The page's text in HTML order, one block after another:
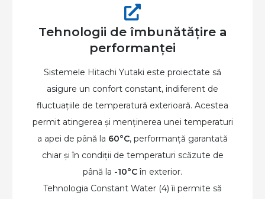
Tehnologii de îmbunătățire a
performanței
Sistemele Hitachi Yutaki este proiectate să
asigure un confort constant, indiferent de
fluctuațiile de temperatură exterioară. Acestea
permit atingerea și menținerea unei temperaturi
a apei de până la 60°C, performanță garantată
chiar și în condiții de temperaturi scăzute de
până la -10°Cîn exterior.
Tehnologia Constant Water (4) îi permite să